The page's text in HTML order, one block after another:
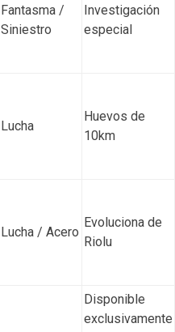
Fantasma /
Siniestro
Investigación
especial
Lucha
Huevos de
10km
Lucha / Acero
Evoluciona de
Riolu
Disponible
exclusivamente